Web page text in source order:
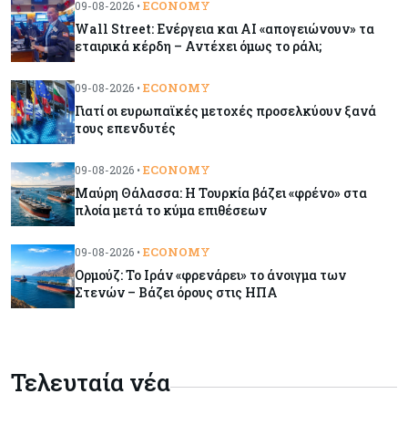
Κόσμος 09-08-2026
Ορμούζ: Το Ιράν «φρενάρει» το άνοιγμα των
Κύπρος
σύνδεση Κύπρου - Ελλάδας
Golden Fleet: Τα νέα θωρηκτά του Τραμπ που
προκαλούν αντιδράσεις και ο λογαριασμός –
μαμούθ
ουρανοξύστες
09-08-2026 • ECONOMY
Wall Street: Ενέργεια και AI «απογειώνουν» τα
εταιρικά κέρδη – Αντέχει όμως το ράλι;
09-08-2026 • ECONOMY
Γιατί οι ευρωπαϊκές μετοχές προσελκύουν ξανά
τους επενδυτές
09-08-2026 • ECONOMY
Μαύρη Θάλασσα: Η Τουρκία βάζει «φρένο» στα
πλοία μετά το κύμα επιθέσεων
09-08-2026 • ECONOMY
Ορμούζ: Το Ιράν «φρενάρει» το άνοιγμα των
Στενών – Βάζει όρους στις ΗΠΑ
Τελευταία νέα